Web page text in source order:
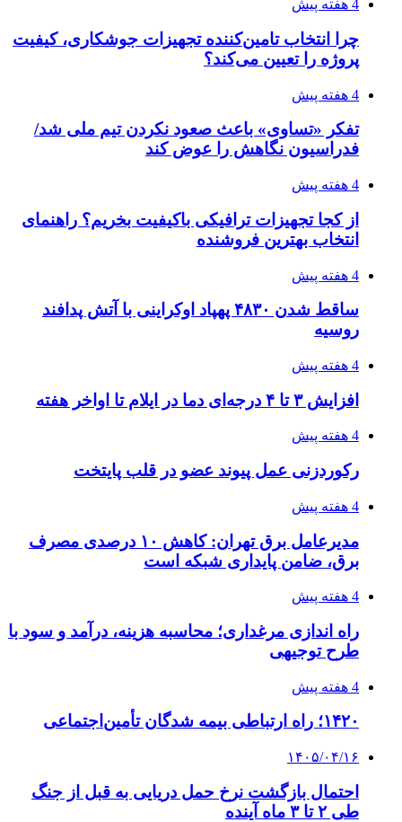
4 هفته پیش
چرا انتخاب تامین‌کننده تجهیزات جوشکاری، کیفیت
پروژه را تعیین می‌کند؟
4 هفته پیش
تفکر «تساوی» باعث صعود نکردن تیم ملی شد/
فدراسیون نگاهش را عوض کند
4 هفته پیش
از کجا تجهیزات ترافیکی باکیفیت بخریم؟ راهنمای
انتخاب بهترین فروشنده
4 هفته پیش
ساقط شدن ۴۸۳۰ پهپاد اوکراینی با آتش پدافند
روسیه
4 هفته پیش
افزایش ۳ تا ۴ درجه‌ای دما در ایلام تا اواخر هفته
4 هفته پیش
رکوردزنی عمل پیوند عضو در قلب پایتخت
4 هفته پیش
مدیرعامل برق تهران: کاهش ۱۰ درصدی مصرف
برق، ضامن پایداری شبکه است
4 هفته پیش
راه اندازی مرغداری؛ محاسبه هزینه، درآمد و سود با
طرح توجیهی
4 هفته پیش
۱۴۲۰؛ راه ارتباطی بیمه شدگان تأمین‌اجتماعی
۱۴۰۵/۰۴/۱۶
احتمال بازگشت نرخ حمل دریایی به قبل از جنگ
طی ۲ تا ۳ ماه آینده